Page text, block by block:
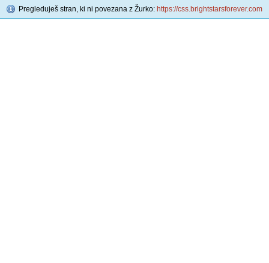
Pregleduješ stran, ki ni povezana z Žurko: https://css.brightstarsforever.com